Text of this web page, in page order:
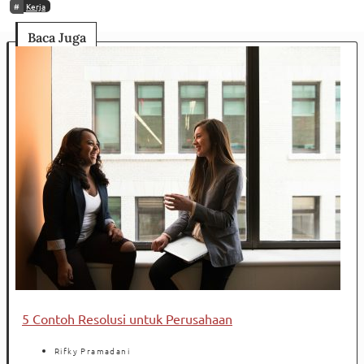
Kerja
Baca Juga
5 Contoh Resolusi untuk Perusahaan
Rifky Pramadani